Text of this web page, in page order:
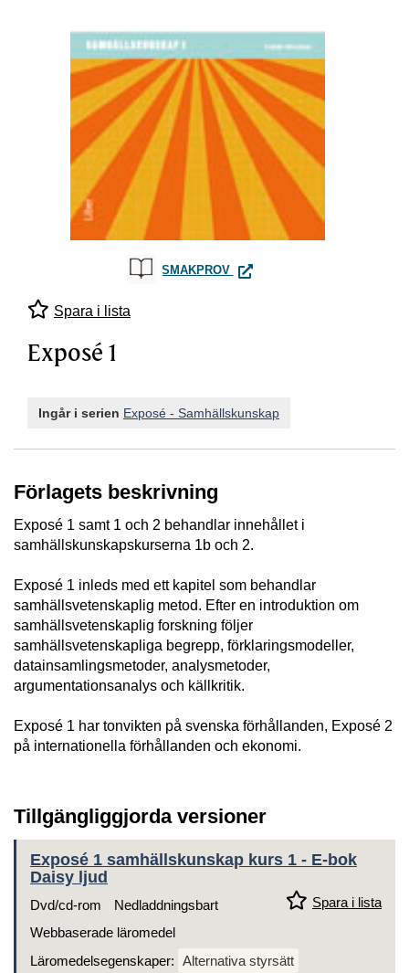
SMAKPROV EXPOSÉ 1
Spara i lista
Exposé 1
Ingår i serien Exposé - Samhällskunskap
Förlagets beskrivning
Exposé 1 samt 1 och 2 behandlar innehållet i
samhällskunskapskurserna 1b och 2.
Exposé 1 inleds med ett kapitel som behandlar
samhällsvetenskaplig metod. Efter en introduktion om
samhällsvetenskaplig forskning följer
samhällsvetenskapliga begrepp, förklaringsmodeller,
datainsamlingsmetoder, analysmetoder,
argumentationsanalys och källkritik.
Exposé 1 har tonvikten på svenska förhållanden, Exposé 2
på internationella förhållanden och ekonomi.
Tillgängliggjorda versioner
Exposé 1 samhällskunskap kurs 1 - E-bok
Daisy ljud
Spara i lista
Dvd/cd-rom
Nedladdningsbart
Webbaserade läromedel
Läromedelsegenskaper: Alternativa styrsätt